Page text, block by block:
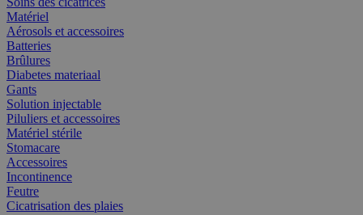
Matériel
Aérosols et accessoires
Batteries
Brûlures
Diabetes materiaal
Gants
Solution injectable
Piluliers et accessoires
Matériel stérile
Stomacare
Accessoires
Incontinence
Feutre
Cicatrisation des plaies